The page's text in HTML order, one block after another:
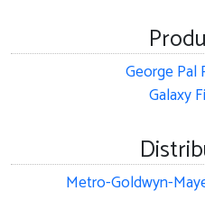
George Pal
Galaxy
Metro-Goldwyn-